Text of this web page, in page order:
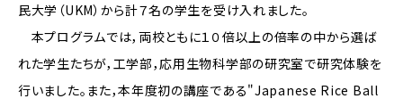
民大学（UKM）から計７名の学生を受け入れました。
本プログラムでは，両校ともに１０倍以上の倍率の中から選ば
れた学生たちが，工学部，応用生物科学部の研究室で研究体験を
行いました。また，本年度初の講座である"Japanese Rice Ball